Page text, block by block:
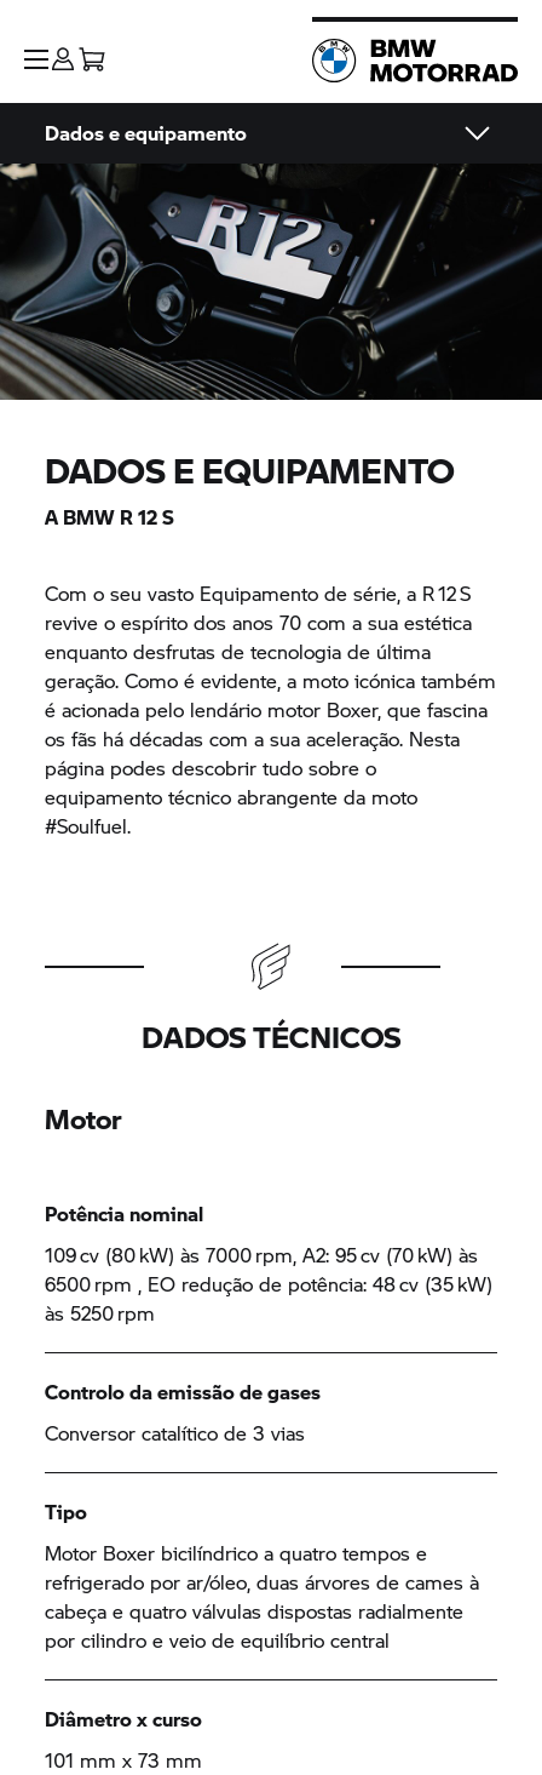
Dados e equipamento
DADOS E EQUIPAMENTO
A BMW R 12 S
Com o seu vasto Equipamento de série, a R 12 S
revive o espírito dos anos 70 com a sua estética
enquanto desfrutas de tecnologia de última
geração. Como é evidente, a moto icónica também
é acionada pelo lendário motor Boxer, que fascina
os fãs há décadas com a sua aceleração. Nesta
página podes descobrir tudo sobre o
equipamento técnico abrangente da moto
#Soulfuel.
DADOS TÉCNICOS
Motor
Potência nominal
109 cv (80 kW) às 7000 rpm, A2: 95 cv (70 kW) às
6500 rpm , EO redução de potência: 48 cv (35 kW)
às 5250 rpm
Controlo da emissão de gases
Conversor catalítico de 3 vias
Tipo
Motor Boxer bicilíndrico a quatro tempos e
refrigerado por ar/óleo, duas árvores de cames à
cabeça e quatro válvulas dispostas radialmente
por cilindro e veio de equilíbrio central
Diâmetro x curso
101 mm x 73 mm